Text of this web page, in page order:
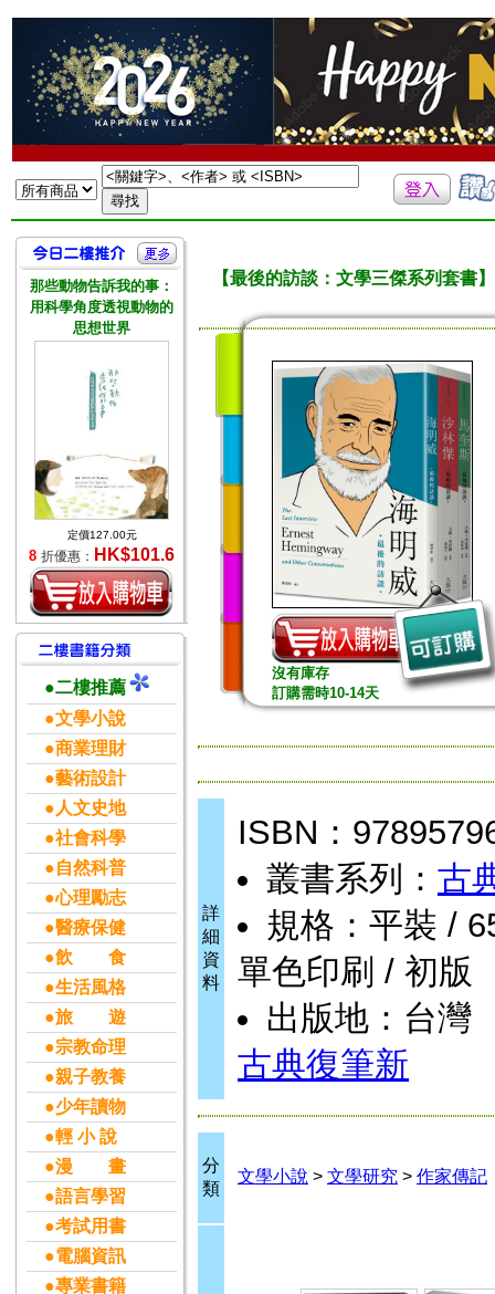
那些動物告訴我的事：
用科學角度透視動物的
思想世界
定價127.00元
8 折優惠： HK$101.6
●二樓推薦
●文學小說
●商業理財
●藝術設計
●人文史地
●社會科學
●自然科普
●心理勵志
●醫療保健
●飲 食
●生活風格
●旅 遊
●宗教命理
●親子教養
●少年讀物
●輕 小 說
●漫 畫
●語言學習
●考試用書
●電腦資訊
●專業書籍
【最後的訪談：文學三傑系列套書
沒有庫存
訂購需時10-14天
詳
細
資
料
ISBN：
叢書系列： 古
規格：平裝 /
單色印刷 / 初版
出版地：台灣
古典復筆新
分
類
文學小說 > 文學研究 > 作家傳記